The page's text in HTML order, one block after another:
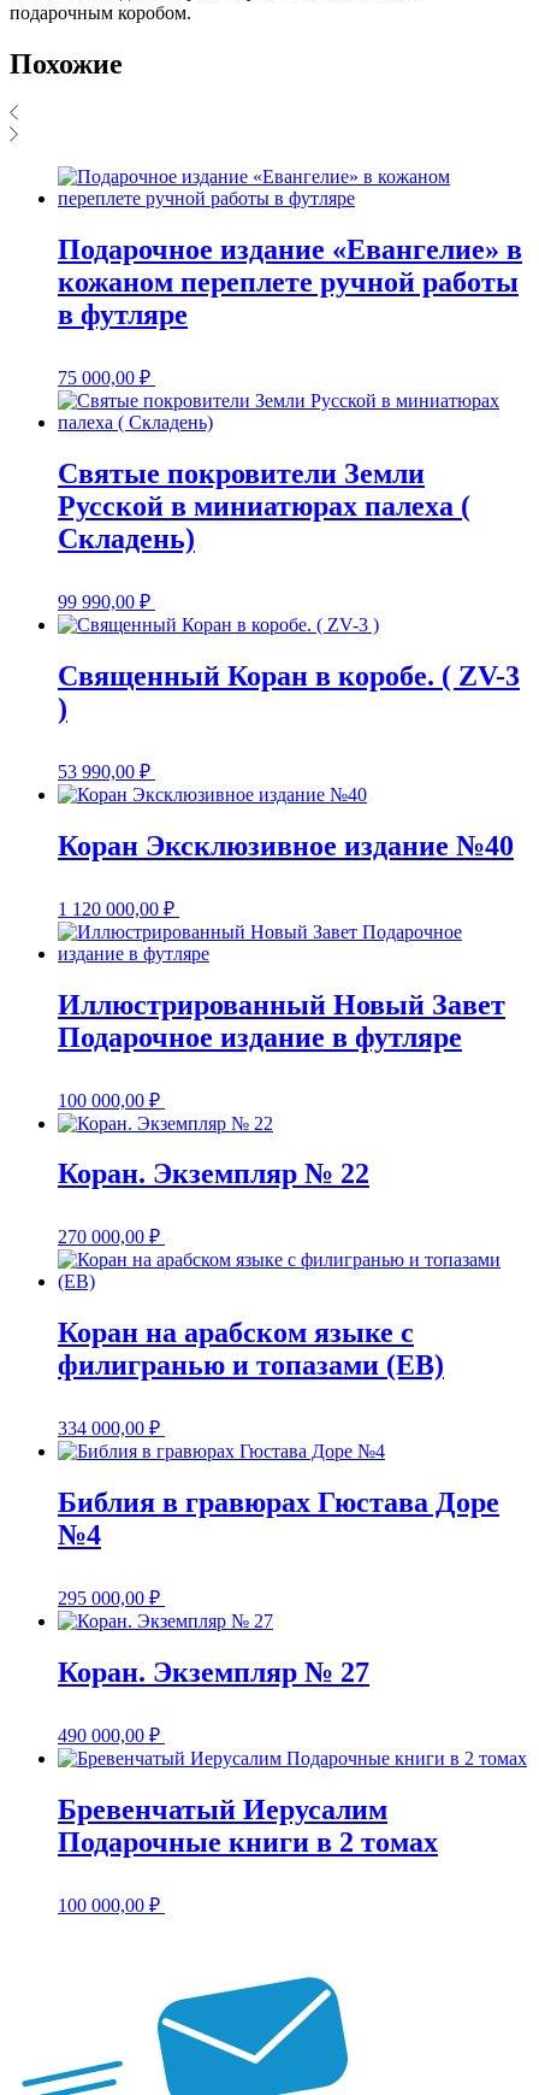
подарочным коробом.
Похожие
Подарочное издание «Евангелие» в
кожаном переплете ручной работы
в футляре
75 000,00 ₽
Святые покровители Земли
Русской в миниатюрах палеха (
Складень)
99 990,00 ₽
Священный Коран в коробе. ( ZV-3
)
53 990,00 ₽
Коран Эксклюзивное издание №40
1 120 000,00 ₽
Иллюстрированный Новый Завет
Подарочное издание в футляре
100 000,00 ₽
Коран. Экземпляр № 22
270 000,00 ₽
Коран на арабском языке с
филигранью и топазами (EB)
334 000,00 ₽
Библия в гравюрах Гюстава Доре
№4
295 000,00 ₽
Коран. Экземпляр № 27
490 000,00 ₽
Бревенчатый Иерусалим
Подарочные книги в 2 томах
100 000,00 ₽